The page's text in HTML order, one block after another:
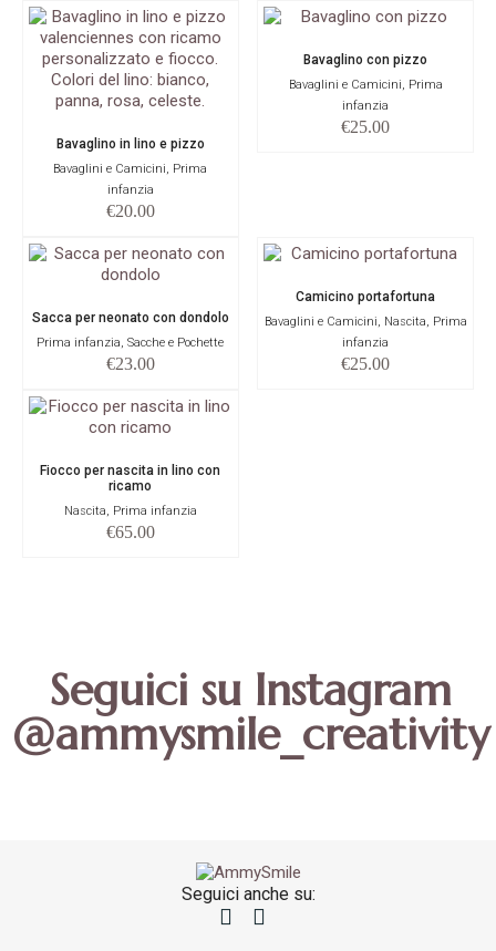
Bavaglino in lino e pizzo
Bavaglini e Camicini, Prima
infanzia
€20.00
Bavaglino con pizzo
Bavaglini e Camicini, Prima
infanzia
€25.00
Sacca per neonato con dondolo
Prima infanzia, Sacche e Pochette
€23.00
Camicino portafortuna
Bavaglini e Camicini, Nascita, Prima
infanzia
€25.00
Fiocco per nascita in lino con
ricamo
Nascita, Prima infanzia
€65.00
Seguici su Instagram
@ammysmile_creativity
Seguici anche su: